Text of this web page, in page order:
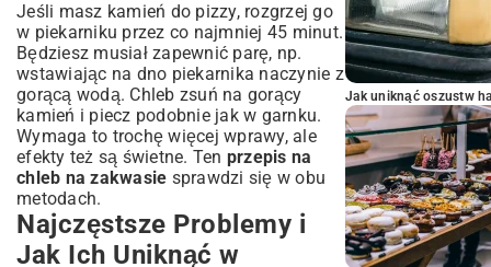
Jeśli masz kamień do pizzy, rozgrzej go
w piekarniku przez co najmniej 45 minut.
Będziesz musiał zapewnić parę, np.
wstawiając na dno piekarnika naczynie z
gorącą wodą. Chleb zsuń na gorący
kamień i piecz podobnie jak w garnku.
Wymaga to trochę więcej wprawy, ale
efekty też są świetne. Ten przepis na
chleb na zakwasie sprawdzi się w obu
metodach.
Najczęstsze Problemy i
Jak Ich Uniknąć w
Jak uniknąć oszustw